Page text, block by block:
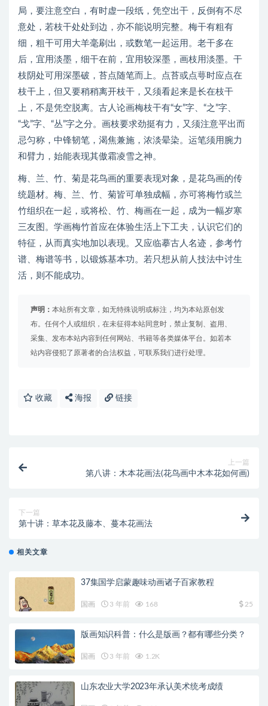
局，要注意空白，有时虚一段纸，凭空出干，反倒有不尽
意处，若枝干处处到边，亦不能说明完整。梅干有粗有
细，粗干可用大羊毫刷出，或数笔一起运用。老干多在
后，宜用淡墨，细干在前，宜用较深墨，画枝用淡墨。干
枝阴处可用深墨破，苔点随笔而上。点苔或点萼时应点在
枝干上，但又要稍稍离开枝干，又须看起来是长在枝干
上，不是凭空脱离。古人论画梅枝干有“女”字、“之”字、
“戈”字、“丛”字之分。画枝要求劲挺有力，又须注意平出而
忌匀称，中锋韧笔，渴焦兼施，浓淡晕染。运笔须用腕力
和臂力，始能表现其傲霜凌雪之神。
梅、兰、竹、菊是花鸟画的重要表现对象，是花鸟画的传
统题材。梅、兰、竹、菊皆可单独成幅，亦可将梅竹或兰
竹组织在一起，或将松、竹、梅画在一起，成为一幅岁寒
三友图。学画梅竹首应在体验生活上下工夫，认识它们的
特征，从而真实地加以表现。又应临摹古人名迹，参考竹
谱、梅谱等书，以锻炼基本功。若只想从前人技法中讨生
活，则不能成功。
声明： 本站所有文章，如无特殊说明或标注，均为本站原创发
布。任何个人或组织，在未征得本站同意时，禁止复制、盗用、
采集、发布本站内容到任何网站、书籍等各类媒体平台。如若本
站内容侵犯了原著者的合法权益，可联系我们进行处理。
收藏 海报 链接
上一篇
第八讲：木本花画法(花鸟画中木本花如何画)
下一篇
第十讲：草本花及藤本、蔓本花画法
相关文章
37集国学启蒙趣味动画诸子百家教程
国画 3 年前 168 25
版画知识科普：什么是版画？都有哪些分类？
国画 3 年前 1.2K
山东农业大学2023年承认美术统考成绩